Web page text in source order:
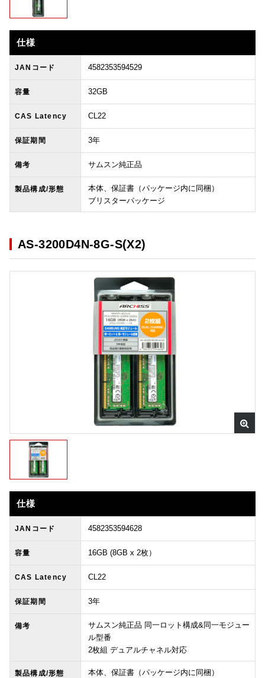
仕様
JANコード 4582353594529
容量 32GB
CAS Latency CL22
保証期間 3年
備考 サムスン純正品
製品構成/形態
本体、保証書（パッケージ内に同梱）
ブリスターパッケージ
AS-3200D4N-8G-S(X2)
仕様
JANコード 4582353594628
容量 16GB (8GB x 2枚）
CAS Latency CL22
保証期間 3年
備考
サムスン純正品 同一ロット構成&同一モジュー
ル型番
2枚組 デュアルチャネル対応
製品構成/形態
本体、保証書（パッケージ内に同梱）